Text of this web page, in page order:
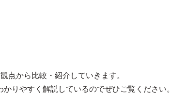
点から比較・紹介していきます。
りやすく解説しているのでぜひご覧ください。